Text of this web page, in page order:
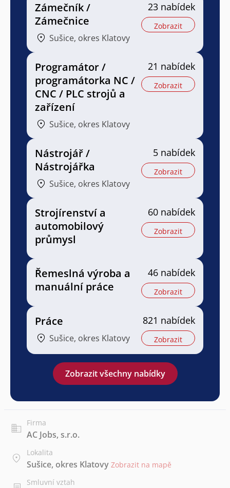
Zámečník /
Zámečnice
Sušice, okres Klatovy
23 nabídek
Zobrazit
Programátor /
programátorka NC /
CNC / PLC strojů a
zařízení
Sušice, okres Klatovy
21 nabídek
Zobrazit
Nástrojář /
Nástrojářka
Sušice, okres Klatovy
5 nabídek
Zobrazit
Strojírenství a
automobilový
průmysl
60 nabídek
Zobrazit
Řemeslná výroba a
manuální práce
46 nabídek
Zobrazit
Práce
Sušice, okres Klatovy
821 nabídek
Zobrazit
Zobrazit všechny nabídky
Firma
AC Jobs, s.r.o.
Lokalita
Sušice, okres Klatovy Zobrazit na mapě
Smluvní vztah